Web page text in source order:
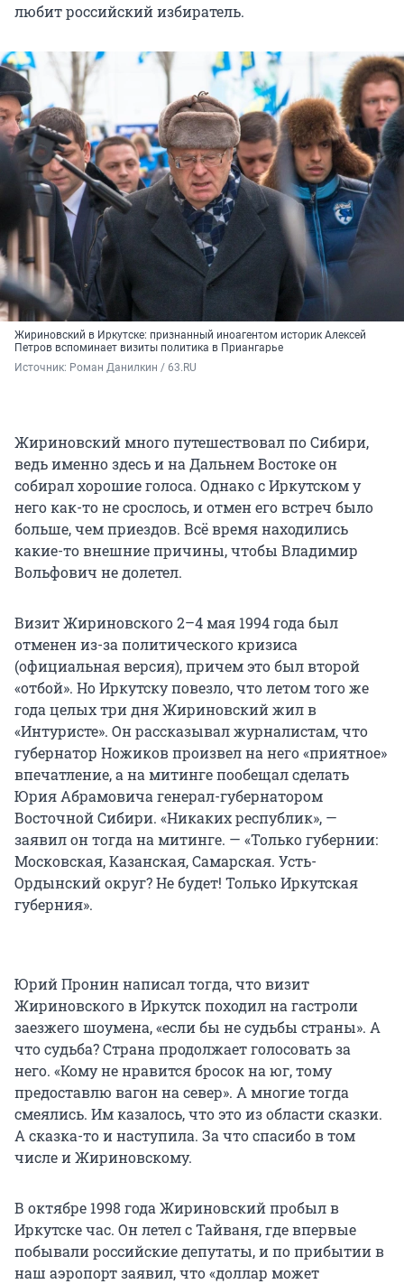
любит российский избиратель.
Жириновский в Иркутске: признанный иноагентом историк Алексей
Петров вспоминает визиты политика в Приангарье
Источник: Роман Данилкин / 63.RU
Жириновский много путешествовал по Сибири,
ведь именно здесь и на Дальнем Востоке он
собирал хорошие голоса. Однако с Иркутском у
него как-то не срослось, и отмен его встреч было
больше, чем приездов. Всё время находились
какие-то внешние причины, чтобы Владимир
Вольфович не долетел.
Визит Жириновского 2–4 мая 1994 года был
отменен из-за политического кризиса
(официальная версия), причем это был второй
«отбой». Но Иркутску повезло, что летом того же
года целых три дня Жириновский жил в
«Интуристе». Он рассказывал журналистам, что
губернатор Ножиков произвел на него «приятное»
впечатление, а на митинге пообещал сделать
Юрия Абрамовича генерал-губернатором
Восточной Сибири. «Никаких республик», —
заявил он тогда на митинге. — «Только губернии:
Московская, Казанская, Самарская. Усть-
Ордынский округ? Не будет! Только Иркутская
губерния».
Юрий Пронин написал тогда, что визит
Жириновского в Иркутск походил на гастроли
заезжего шоумена, «если бы не судьбы страны». А
что судьба? Страна продолжает голосовать за
него. «Кому не нравится бросок на юг, тому
предоставлю вагон на север». А многие тогда
смеялись. Им казалось, что это из области сказки.
А сказка-то и наступила. За что спасибо в том
числе и Жириновскому.
В октябре 1998 года Жириновский пробыл в
Иркутске час. Он летел с Тайваня, где впервые
побывали российские депутаты, и по прибытии в
наш аэропорт заявил, что «доллар может